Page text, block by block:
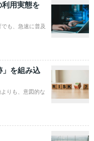
用実態を
も、急速に普及
を組み込
りも、意図的な